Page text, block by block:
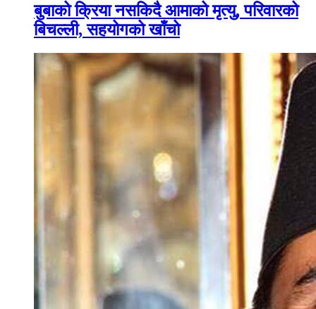
बुबाको क्रिया नसकिदै आमाको मृत्यु, परिवारको
बिचल्ली, सहयोगको खाँचो